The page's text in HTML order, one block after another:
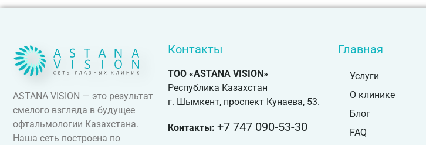
ASTANA VISION — это результат
смелого взгляда в будущее
офтальмологии Казахстана.
Наша сеть построена по
Контакты
ТОО «ASTANA VISION»
Республика Казахстан
г. Шымкент, проспект Кунаева, 53.
Контакты: +7 747 090-53-30
Главная
Услуги
О клинике
Блог
FAQ